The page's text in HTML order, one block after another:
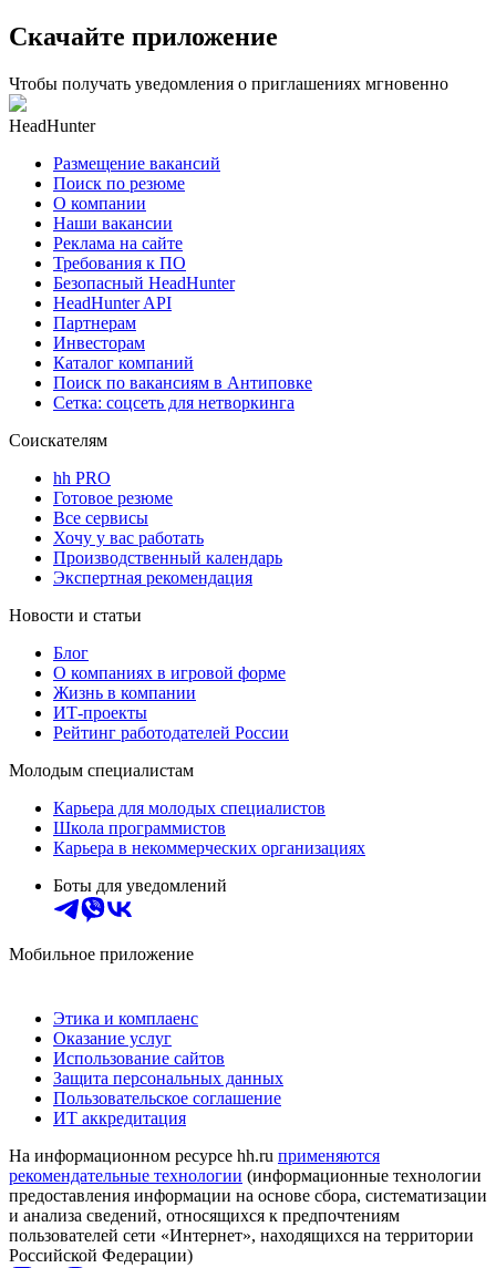
Скачайте приложение
Чтобы получать уведомления о приглашениях мгновенно
HeadHunter
Размещение вакансий
Поиск по резюме
О компании
Наши вакансии
Реклама на сайте
Требования к ПО
Безопасный HeadHunter
HeadHunter API
Партнерам
Инвесторам
Каталог компаний
Поиск по вакансиям в Антиповке
Сетка: соцсеть для нетворкинга
Соискателям
hh PRO
Готовое резюме
Все сервисы
Хочу у вас работать
Производственный календарь
Экспертная рекомендация
Новости и статьи
Блог
О компаниях в игровой форме
Жизнь в компании
ИТ-проекты
Рейтинг работодателей России
Молодым специалистам
Карьера для молодых специалистов
Школа программистов
Карьера в некоммерческих организациях
Боты для уведомлений
Мобильное приложение
Этика и комплаенс
Оказание услуг
Использование сайтов
Защита персональных данных
Пользовательское соглашение
ИТ аккредитация
На информационном ресурсе hh.ru применяются
рекомендательные технологии (информационные технологии
предоставления информации на основе сбора, систематизации
и анализа сведений, относящихся к предпочтениям
пользователей сети «Интернет», находящихся на территории
Российской Федерации)